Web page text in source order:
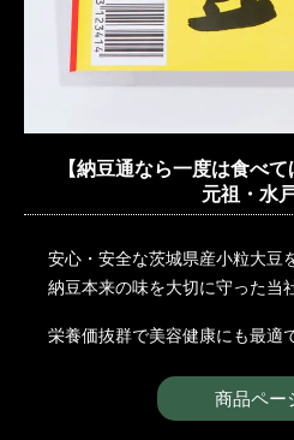
【納豆通なら一度は食べ
元祖・水
安心・安全な茨城県産小粒大豆
納豆本来の味を大切に守った当
栄養価抜群で美容健康にも最適
商品ペー